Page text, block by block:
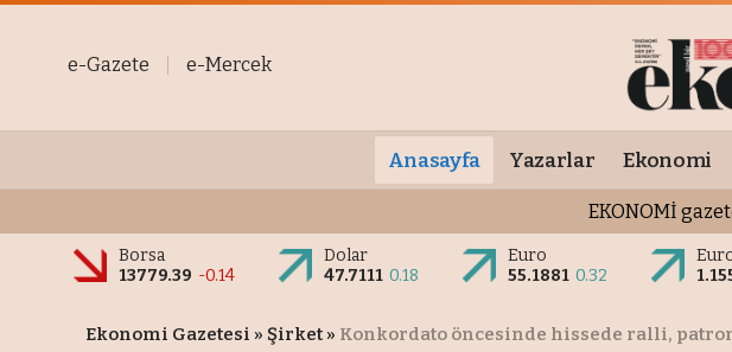
e-Gazete e-Mercek
Anasayfa Yazarlar Ekonomi
EKONOMİ
Borsa
13779.39 -0.14
Dolar
47.7111 0.18
Euro
55.1881 0.32
Ekonomi Gazetesi » Şirket » Konkordato öncesinde hissede ralli,